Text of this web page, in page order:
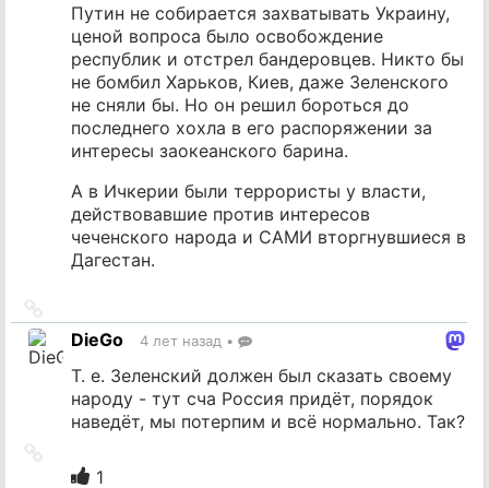
Путин не собирается захватывать Украину,
ценой вопроса было освобождение
республик и отстрел бандеровцев. Никто бы
не бомбил Харьков, Киев, даже Зеленского
не сняли бы. Но он решил бороться до
последнего хохла в его распоряжении за
интересы заокеанского барина.
А в Ичкерии были террористы у власти,
действовавшие против интересов
чеченского народа и САМИ вторгнувшиеся в
Дагестан.
на
источник
DieGo 4 лет назад •
Т. е. Зеленский должен был сказать своему
народу - тут сча Россия придёт, порядок
наведёт, мы потерпим и всё нормально. Так?
1